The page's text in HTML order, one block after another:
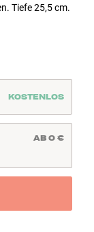
Tiefe 25,5 cm.
KOSTENLOS
AB 0 €